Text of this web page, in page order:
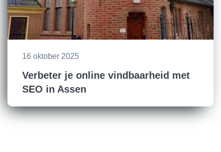
16 oktober 2025
Verbeter je online vindbaarheid met
SEO in Assen